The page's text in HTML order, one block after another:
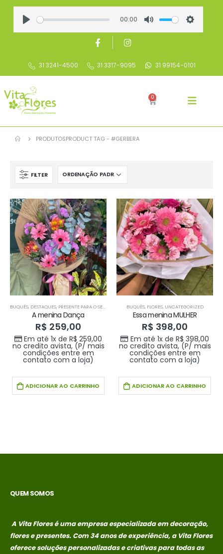
00:00
31 3241-4500 31 3317-9095 31 99154-0101
0
PRODUTOSPRODUCT TAG - #GERBERA
FILTER
BUQUÊS, DESTAQUES, PRESENTE PARA O SEU AMOR PRODUTOS HOME 1 , PRODUTOS HOME1
A menina Dança
R$ 259,00
Em até 1x deR$ 259,00
no credito avista, (P/ mais
condições entre em
contato com a loja)
ADICIONAR AO CARRINHO
BUQUÊS, FLORES, UNCATEGORIZED
Essa menina MULHER
R$ 398,00
Em até 1x de R$ 398,00
no credito avista, (P/ mais
condições entre em
contato com a loja)
ADICIONAR AO CARRINHO
R$389,00no
entre em
loja)
caixa surpresa You
R$389,00no
loja)
caixa surpresa You
QUEM SOMOS
A Vita Flores é uma empresa especializada em decoração,
flores e presentes. Com 34 anos de experiência, a Vita Flores
oferece soluções personalizadas e criativas para todas as